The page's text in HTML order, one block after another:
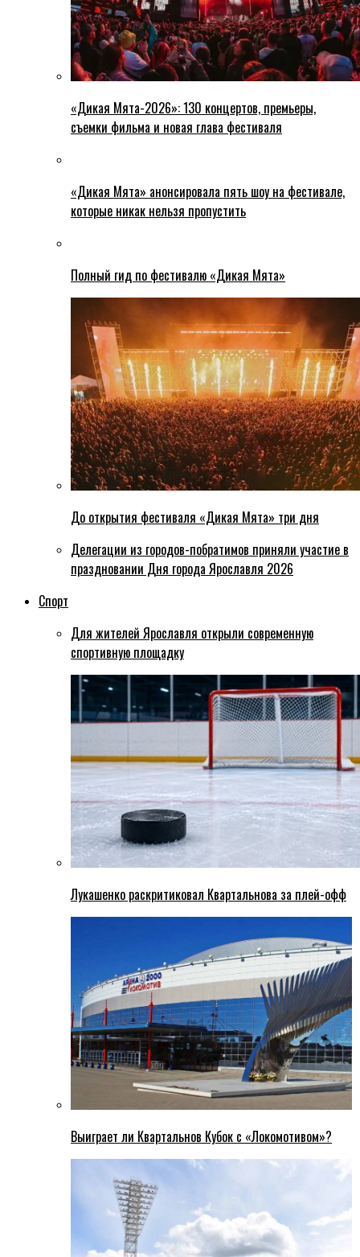
«Дикая Мята-2026»: 130 концертов, премьеры,
съемки фильма и новая глава фестиваля
«Дикая Мята» анонсировала пять шоу на фестивале,
которые никак нельзя пропустить
Полный гид по фестивалю «Дикая Мята»
До открытия фестиваля «Дикая Мята» три дня
Делегации из городов-побратимов приняли участие в
праздновании Дня города Ярославля 2026
Спорт
Для жителей Ярославля открыли современную
спортивную площадку
Лукашенко раскритиковал Квартальнова за плей-офф
Выиграет ли Квартальнов Кубок с «Локомотивом»?